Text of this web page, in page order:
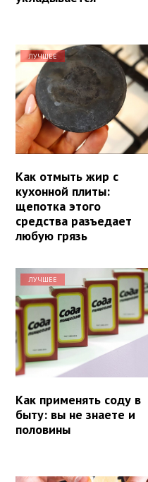
ЛУЧШЕЕ
Как отмыть жир с
кухонной плиты:
щепотка этого
средства разъедает
любую грязь
ЛУЧШЕЕ
Как применять соду в
быту: вы не знаете и
половины